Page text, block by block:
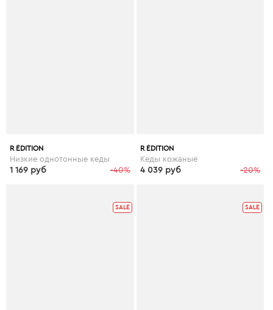
R ÉDITION
Низкие однотонные кеды
-40%
1 169 руб
R ÉDITION
Кеды кожаные
-20%
4 039 руб
SALE SALE